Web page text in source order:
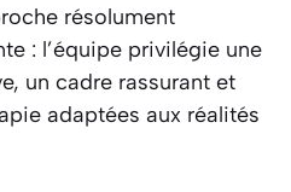
résolument
: l’équipe privilégie une
un cadre rassurant et
adaptées aux réalités